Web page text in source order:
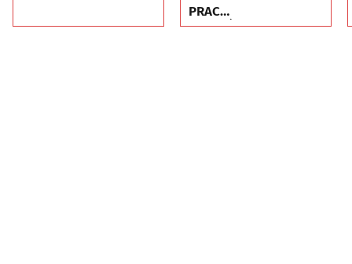
PRAC
WYKOŃCZENIOWYCH